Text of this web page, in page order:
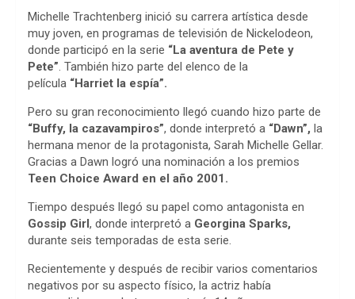
Michelle Trachtenberg inició su carrera artística desde
muy joven, en programas de televisión de Nickelodeon,
donde participó en la serie “La aventura de Pete y
Pete”. También hizo parte del elenco de la
película “Harriet la espía”.
Pero su gran reconocimiento llegó cuando hizo parte de
“Buffy, la cazavampiros”, donde interpretó a “Dawn”, la
hermana menor de la protagonista, Sarah Michelle Gellar.
Gracias a Dawn logró una nominación a los premios
Teen Choice Award en el año 2001.
Tiempo después llegó su papel como antagonista en
Gossip Girl, donde interpretó a Georgina Sparks,
durante seis temporadas de esta serie.
Recientemente y después de recibir varios comentarios
negativos por su aspecto físico, la actriz había